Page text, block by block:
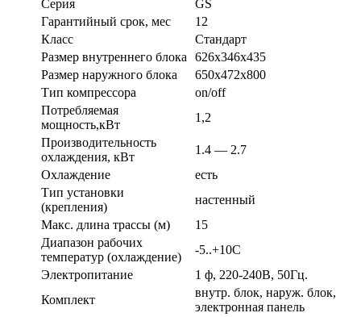
Серия
GS
Гарантийный срок, мес
12
Класс
Стандарт
Размер внутреннего блока
626х346х435
Размер наружного блока
650х472х800
Тип компрессора
on/off
Потребляемая
мощность,кВт
1,2
Производительность
охлаждения, кВт
1.4 — 2.7
Охлаждение
есть
Тип установки
(крепления)
настенный
Макс. длина трассы (м)
15
Диапазон рабочих
температур (охлаждение)
-5..+10С
Электропитание
1 ф, 220-240В, 50Гц.
Комплект
внутр. блок, наруж. блок,
электронная панель